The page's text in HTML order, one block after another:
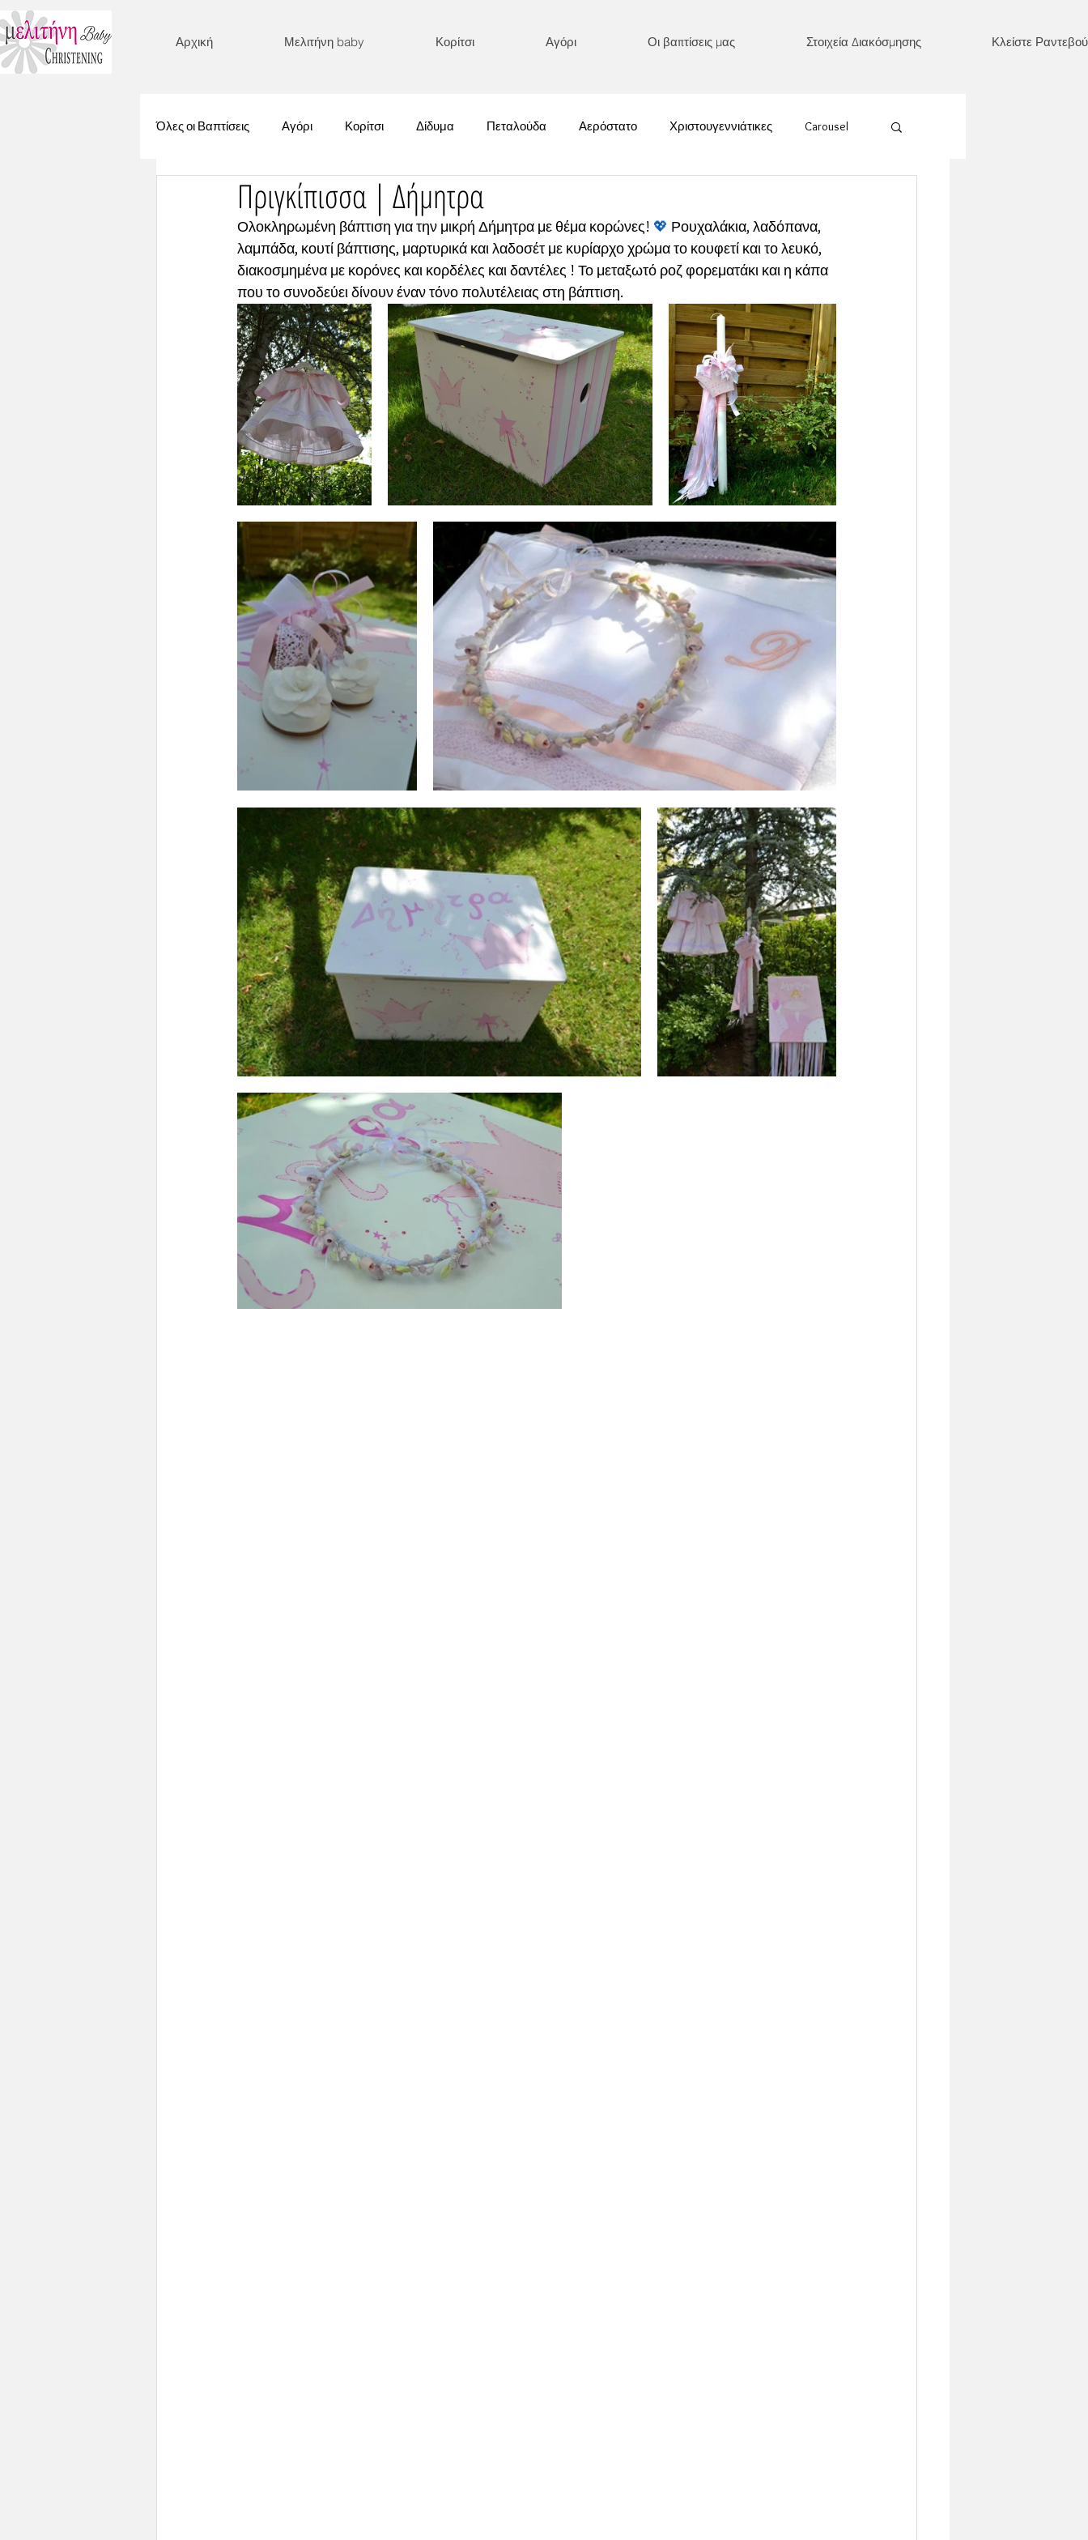
Αρχική Μελιτήνη baby Κορίτσι Αγόρι Οι βαπτίσεις μας Στοιχεία Διακόσμησης Κλείστε Ραντεβού
Όλες οι Βαπτίσεις Αγόρι Κορίτσι Δίδυμα Πεταλούδα Αερόστατο Χριστουγεννιάτικες Carousel
Λουλούδια Χειμωνιάτικες Κολοκύθα
Μονόγραμμα Αυτοκίνητο/ Αεροπλάνο Ονειροπαγίδα Διάφορα Αστέρι/ Ήλιος/ Φεγγάρι
Στεφανάκι Ζωάκια Μικρός Πρίγκιπας Καλοκαιρινές Πριγκιπικές Επιλογές Καρδιά
Boho /Αποξηραμένα Ελεφαντάκι Ζωάκια δάσους Ζωάκια ζούγκλας - σαφάρι
Πριγκίπισσα | Δήμητρα
Ολοκληρωμένη βάπτιση για την μικρή Δήμητρα με θέμα κορώνες! 💖 Ρουχαλάκια, λαδόπανα,
λαμπάδα, κουτί βάπτισης, μαρτυρικά και λαδοσέτ με κυρίαρχο χρώμα το κουφετί και το λευκό,
διακοσμημένα με κορόνες και κορδέλες και δαντέλες ! Το μεταξωτό ροζ φορεματάκι και η κάπα
που το συνοδεύει δίνουν έναν τόνο πολυτέλειας στη βάπτιση.